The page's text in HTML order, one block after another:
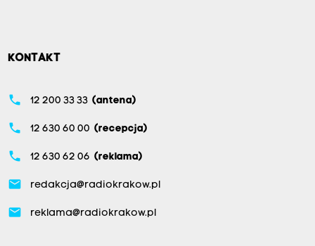
KONTAKT
phone 12 200 33 33 (antena)
phone 12 630 60 00 (recepcja)
phone 12 630 62 06 (reklama)
email redakcja@radiokrakow.pl
email reklama@radiokrakow.pl